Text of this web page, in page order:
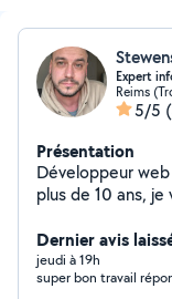
Expert
Reims
5/5
Présentation
Développeur
plus de 10 ans,
dépannage PC/
assistance
rigoureux et
Dernier avis
jeudi à 19h
super bon travail